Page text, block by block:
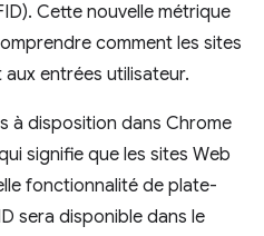
Cette nouvelle métrique
comment les sites
entrées utilisateur.
à disposition dans Chrome
signifie que les sites Web
fonctionnalité de plate-
sera disponible dans le